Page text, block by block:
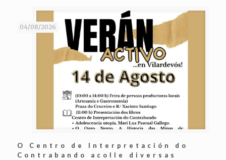
04/08/2026
O Centro de Interpretación do
Contrabando acolle diversas